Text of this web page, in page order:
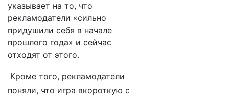
указывает на то, что
рекламодатели «сильно
придушили себя в начале
прошлого года» и сейчас
отходят от этого.
Кроме того, рекламодатели
поняли, что игра вкороткую с